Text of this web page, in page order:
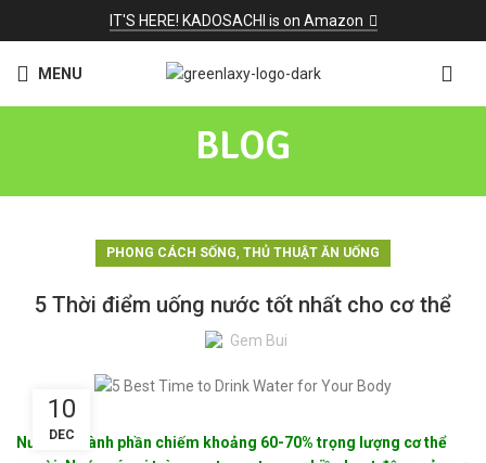
IT'S HERE! KADOSACHI is on Amazon
MENU
BLOG
PHONG CÁCH SỐNG, THỦ THUẬT ĂN UỐNG
5 Thời điểm uống nước tốt nhất cho cơ thể
Gem Bui
10
DEC
Nước là thành phần chiếm khoảng 60-70% trọng lượng cơ thể